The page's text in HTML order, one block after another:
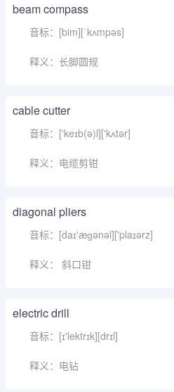
beam compass
音标：[bim][ˈkʌmpəs]
释义：长脚圆规
cable cutter
音标：['keɪb(ə)l]['kʌtər]
释义：电缆剪钳
diagonal pliers
音标：[daɪ'æɡənəl]['plaɪərz]
释义： 斜口钳
electric drill
音标：[ɪ'lektrɪk][drɪl]
释义：电钻